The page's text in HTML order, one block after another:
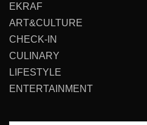
EKRAF
ART&CULTURE
CHECK-IN
CULINARY
LIFESTYLE
ENTERTAINMENT